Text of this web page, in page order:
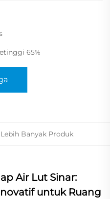
65%
Lebih Banyak Produk
Air Lut Sinar:
untuk Ruang